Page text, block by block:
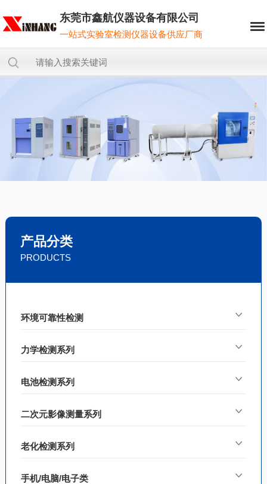
东莞市鑫航仪器设备有限公司
一站式实验室检测仪器设备供应厂商
产品分类
PRODUCTS
环境可靠性检测
力学检测系列
电池检测系列
二次元影像测量系列
老化检测系列
手机/电脑/电子类